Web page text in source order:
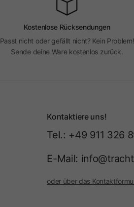
Kostenlose Rücksendungen
Passt nicht oder gefällt nicht? Kein Problem!
Sende deine Ware kostenlos zurück.
Kontaktiere uns!
Tel.: +49 911 326
E-Mail:
oder über das